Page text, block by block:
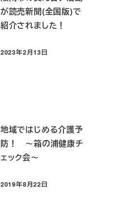
が読売新聞(全国版)で
紹介されました！
投稿日
2023年2月13日
地域ではじめる介護予
防！ ～箱の浦健康チ
ェック会～
投稿日
2019年8月22日